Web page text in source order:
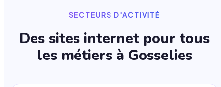
SECTEURS D'ACTIVITÉ
Des sites internet pour tous
les métiers à Gosselies